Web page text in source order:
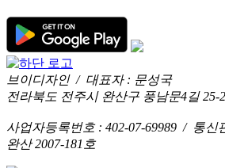
브이디자인 / 대표자 : 문성국
전라북도 전주시 완산구 풍남문4길 25-
사업자등록번호 : 402-07-69989 / 통신
완산 2007-181호